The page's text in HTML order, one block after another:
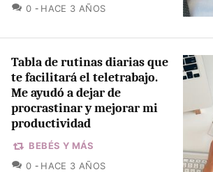
0 COMENTARIOS
HACE 3 AÑOS
Tabla de rutinas diarias que
te facilitará el teletrabajo.
Me ayudó a dejar de
procrastinar y mejorar mi
productividad
BEBÉS Y MÁS
0 COMENTARIOS
HACE 3 AÑOS